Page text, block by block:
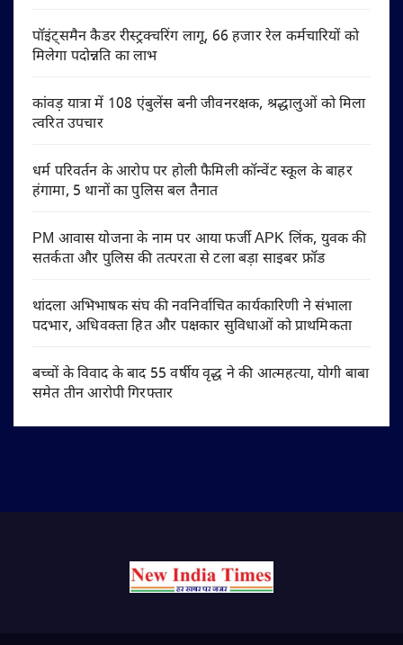
पॉइंट्समैन कैडर रीस्ट्रक्चरिंग लागू, 66 हजार रेल कर्मचारियों को
मिलेगा पदोन्नति का लाभ
कांवड़ यात्रा में 108 एंबुलेंस बनी जीवनरक्षक, श्रद्धालुओं को मिला
त्वरित उपचार
धर्म परिवर्तन के आरोप पर होली फैमिली कॉन्वेंट स्कूल के बाहर
हंगामा, 5 थानों का पुलिस बल तैनात
PM आवास योजना के नाम पर आया फर्जी APK लिंक, युवक की
सतर्कता और पुलिस की तत्परता से टला बड़ा साइबर फ्रॉड
थांदला अभिभाषक संघ की नवनिर्वाचित कार्यकारिणी ने संभाला
पदभार, अधिवक्ता हित और पक्षकार सुविधाओं को प्राथमिकता
बच्चों के विवाद के बाद 55 वर्षीय वृद्ध ने की आत्महत्या, योगी बाबा
समेत तीन आरोपी गिरफ्तार